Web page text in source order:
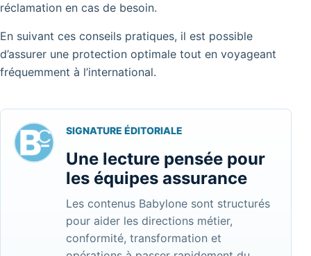
réclamation en cas de besoin.
En suivant ces conseils pratiques, il est possible
d’assurer une protection optimale tout en voyageant
fréquemment à l’international.
SIGNATURE ÉDITORIALE
Une lecture pensée pour
les équipes assurance
Les contenus Babylone sont structurés
pour aider les directions métier,
conformité, transformation et